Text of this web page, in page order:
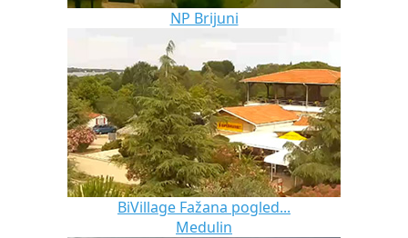
NP Brijuni
BiVillage Fažana pogled...
Medulin